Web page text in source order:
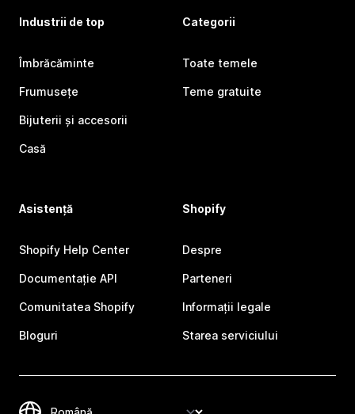
Industrii de top
Îmbrăcăminte
Frumusețe
Bijuterii și accesorii
Casă
Categorii
Toate temele
Teme gratuite
Asistență
Shopify Help Center
Documentație API
Comunitatea Shopify
Bloguri
Shopify
Despre
Parteneri
Informații legale
Starea serviciului